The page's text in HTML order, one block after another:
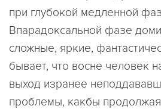
при глубокой медленной
Впарадоксальной фазе
сложные, яркие,
бывает, что восне человек
выход изранее
проблемы, какбы